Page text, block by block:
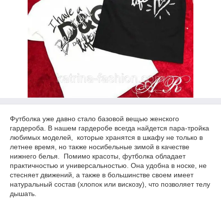
Футболка уже давно стало базовой вещью женского
гардероба. В нашем гардеробе всегда найдется пара-тройка
любимых моделей, которые хранятся в шкафу не только в
летнее время, но также носибельные зимой в качестве
нижнего белья. Помимо красоты, футболка обладает
практичностью и универсальностью. Она удобна в носке, не
стесняет движений, а также в большинстве своем имеет
натуральный состав (хлопок или вискозу), что позволяет телу
дышать.